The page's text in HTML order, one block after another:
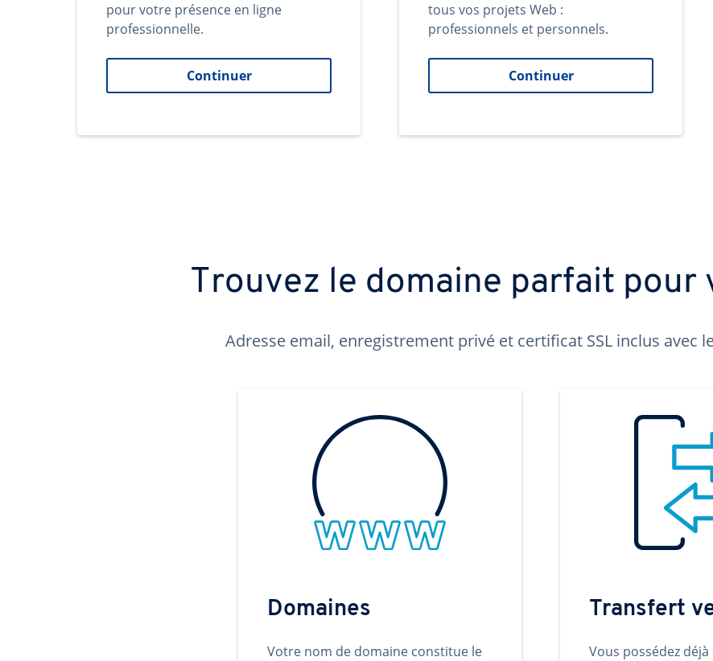
pour votre présence en ligne
professionnelle.
Continuer
tous vos projets Web :
professionnels et personnels.
Continuer
Trouvez le domaine parfait
Adresse email, enregistrement privé et certificat SSL inclus avec
Domaines
Votre nom de domaine constitue le
Transfert
Vous possédez